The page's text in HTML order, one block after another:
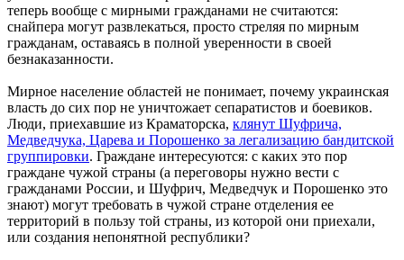
теперь вообще с мирными гражданами не считаются:
снайпера могут развлекаться, просто стреляя по мирным
гражданам, оставаясь в полной уверенности в своей
безнаказанности.
Мирное население областей не понимает, почему украинская
власть до сих пор не уничтожает сепаратистов и боевиков.
Люди, приехавшие из Краматорска, клянут Шуфрича,
Медведчука, Царева и Порошенко за легализацию бандитской
группировки. Граждане интересуются: с каких это пор
граждане чужой страны (а переговоры нужно вести с
гражданами России, и Шуфрич, Медведчук и Порошенко это
знают) могут требовать в чужой стране отделения ее
территорий в пользу той страны, из которой они приехали,
или создания непонятной республики?